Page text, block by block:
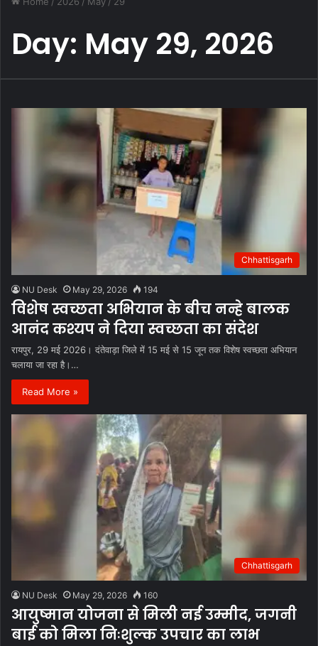
Day: May 29, 2026
Chhattisgarh
NU Desk May 29, 2026 194
विशेष स्वच्छता अभियान के बीच नन्हे बालक
आनंद कश्यप ने दिया स्वच्छता का संदेश
रायपुर, 29 मई 2026। दंतेवाड़ा जिले में 15 मई से 15 जून तक विशेष स्वच्छता अभियान
चलाया जा रहा है।…
Read More »
Chhattisgarh
NU Desk May 29, 2026 160
आयुष्मान योजना से मिली नई उम्मीद, जगनी
बाई को मिला निःशुल्क उपचार का लाभ